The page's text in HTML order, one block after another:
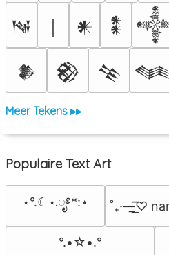
𒀃
𒀭 𒀮
𒆎 𒆙 𒆚
Meer Tekens ▸▸
Populaire Text Art
⋆°.☾⋆.ೃ࿔*:⋆ ˚₊·—̳͟͞͞♡
°.•☆•.°